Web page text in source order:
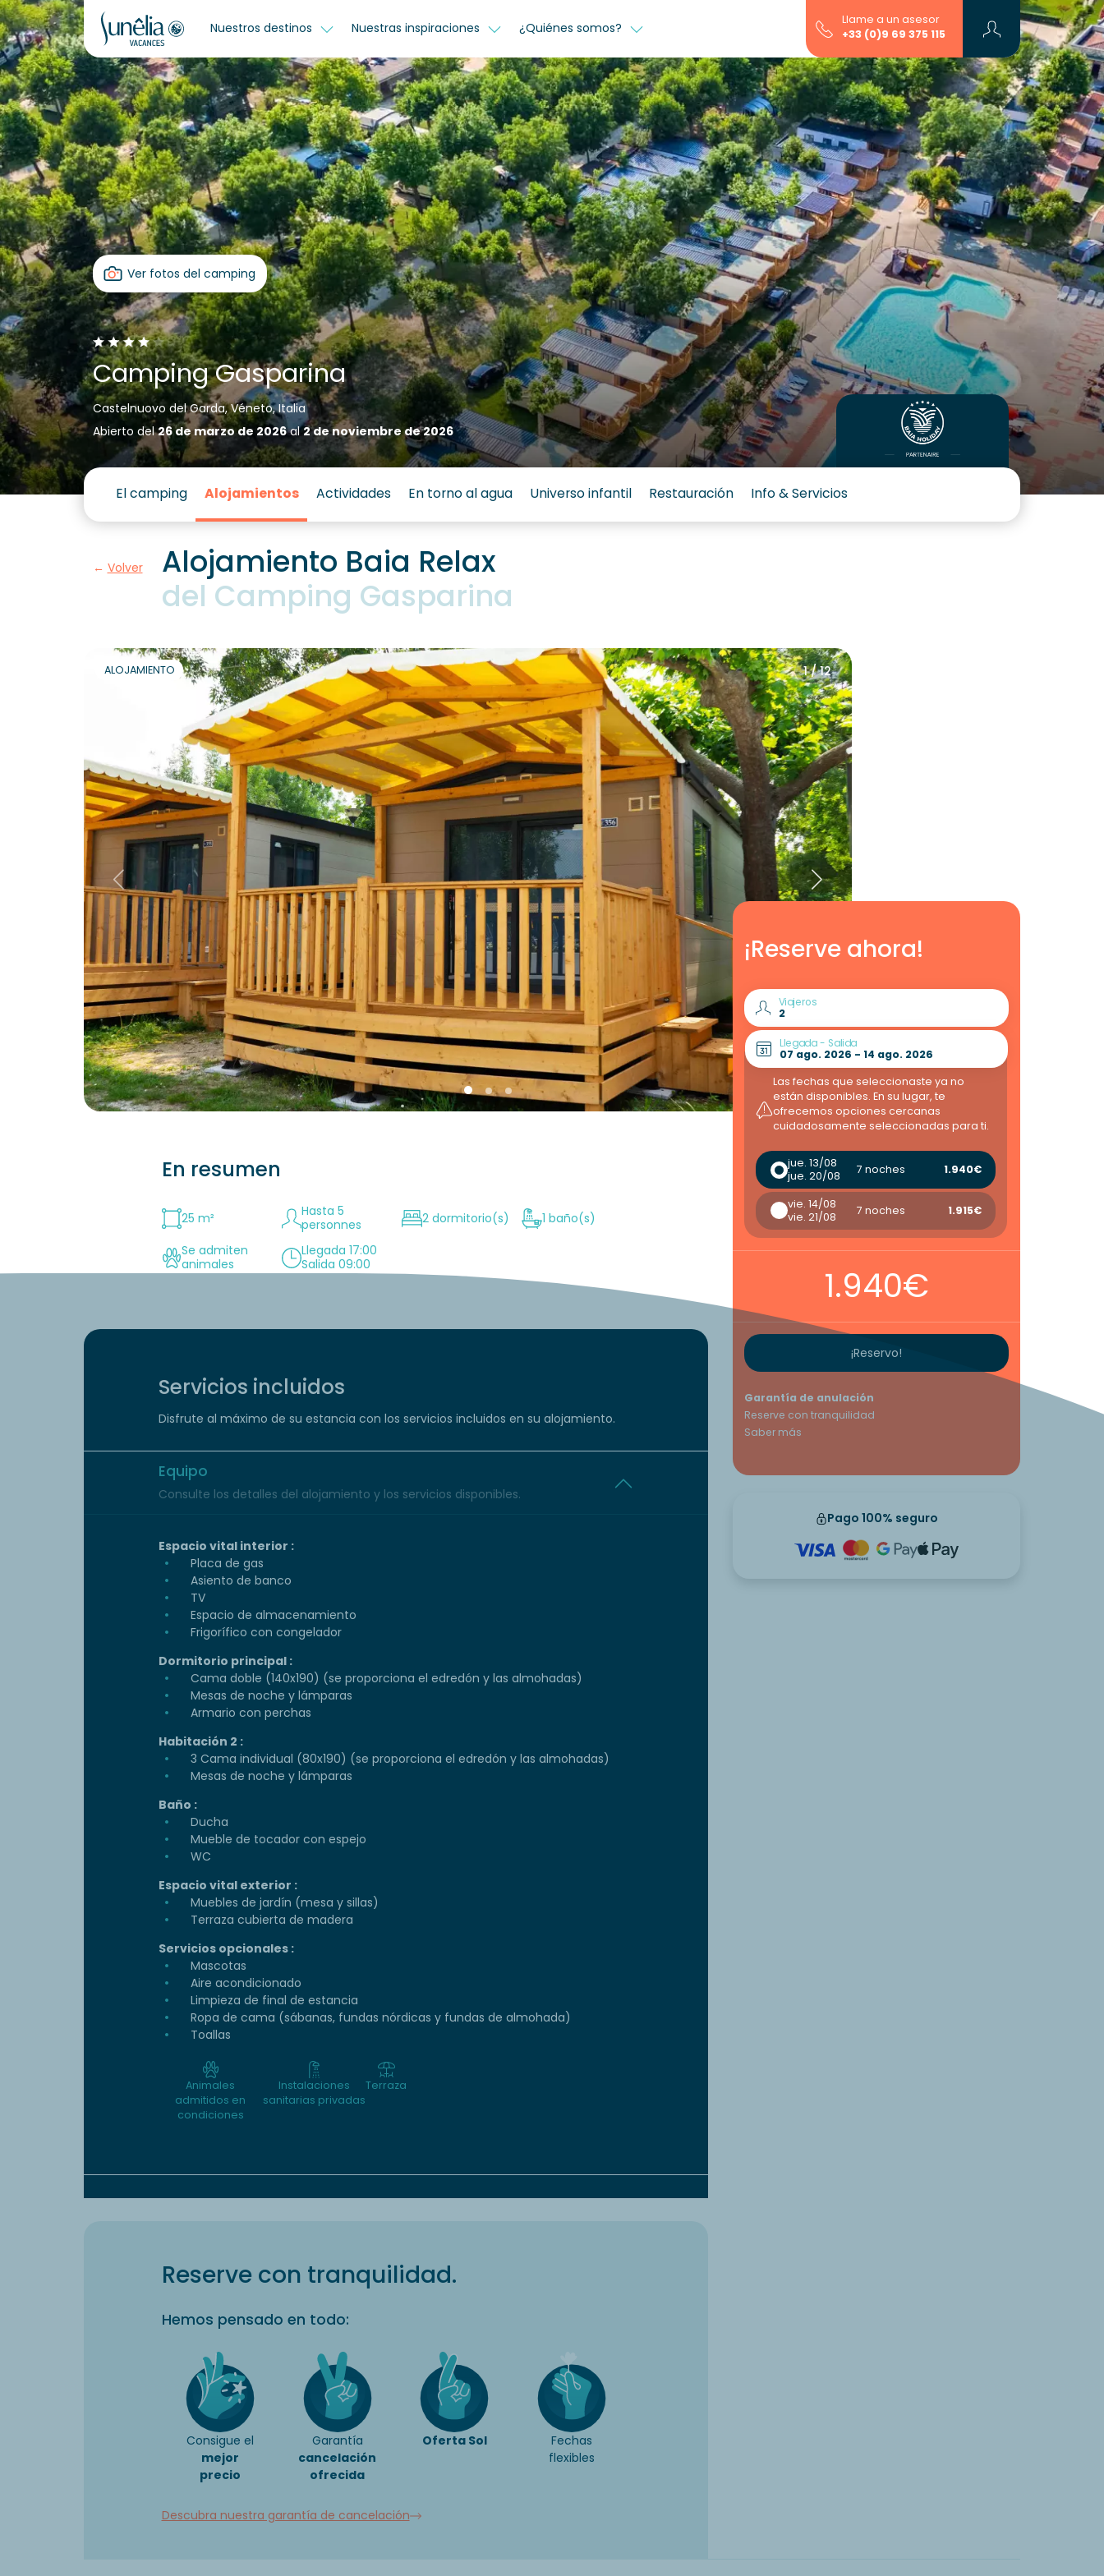
Nuestros destinos Nuestras inspiraciones ¿Quiénes somos?
Llame a un asesor
+33 (0)9 69 375 115
Ver fotos del camping
Camping Gasparina
Castelnuovo del Garda, Véneto, Italia
Abierto del26 de marzo de 2026al2 de noviembre de 2026
El camping Alojamientos Actividades En torno al agua Universo infantil Restauración Info & Servicios
Volver
Alojamiento Baia Relax
del Camping Gasparina
¡Reserve ahora!
Viajeros
Llegada - Salida
Las fechas que seleccionaste ya no
están disponibles. En su lugar, te
ofrecemos opciones cercanas
cuidadosamente seleccionadas para ti.
jue. 13/08
jue. 20/08
7 noches 1.940€
vie. 14/08
vie. 21/08
7 noches 1.915€
1.940€
¡Reservo!
Garantía de anulación
Reserve con tranquilidad
Saber más
Pago 100% seguro
1 / 12
ALOJAMIENTO
En resumen
25 m²
Hasta 5
personnes
2 dormitorio(s)
1 baño(s)
Se admiten
animales
Llegada 17:00
Salida 09:00
Servicios incluidos
Disfrute al máximo de su estancia con los servicios incluidos en su alojamiento.
Equipo
Consulte los detalles del alojamiento y los servicios disponibles.
Espacio vital interior :
Placa de gas
Asiento de banco
TV
Espacio de almacenamiento
Frigorífico con congelador
Dormitorio principal :
Cama doble (140x190) (se proporciona el edredón y las almohadas)
Mesas de noche y lámparas
Armario con perchas
Habitación 2 :
3 Cama individual (80x190) (se proporciona el edredón y las almohadas)
Mesas de noche y lámparas
Baño :
Ducha
Mueble de tocador con espejo
WC
Espacio vital exterior :
Muebles de jardín (mesa y sillas)
Terraza cubierta de madera
Servicios opcionales :
Mascotas
Aire acondicionado
Limpieza de final de estancia
Ropa de cama (sábanas, fundas nórdicas y fundas de almohada)
Toallas
Animales
admitidos en
condiciones
Instalaciones
sanitarias privadas
Terraza
Reserve con tranquilidad.
Hemos pensado en todo:
Consigue el
mejor
precio
Garantía
cancelación
ofrecida
Oferta Sol
Fechas
flexibles
Descubra nuestra garantía de cancelación